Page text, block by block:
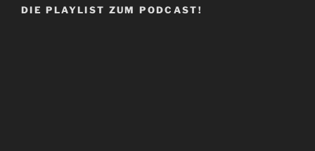
DIE PLAYLIST ZUM PODCAST!